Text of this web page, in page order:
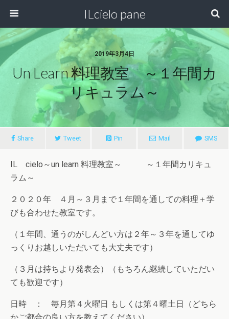
ILcielo pane
2019年3月4日
Un Learn 料理教室 ～１年間カ
リキュラム～
Share Tweet Pin Mail SMS
IL cielo～un learn 料理教室～ ～１年間カリキュ
ラム～
２０２０年 ４月～３月まで１年間を通しての料理＋学
びも合わせた教室です。
（１年間、通うのがしんどい方は２年～３年を通してゆ
っくりお越しいただいても大丈夫です）
（３月は持ちより発表会）（もちろん継続していただい
ても歓迎です）
日時 ： 毎月第４火曜日 もしくは第４曜土日（どちら